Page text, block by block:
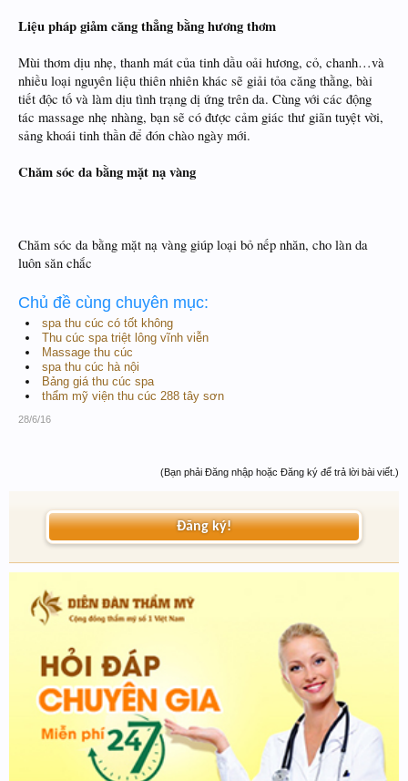
Liệu pháp giảm căng thẳng bằng hương thơm
Mùi thơm dịu nhẹ, thanh mát của tinh dầu oải hương, cỏ, chanh…và
nhiều loại nguyên liệu thiên nhiên khác sẽ giải tỏa căng thằng, bài
tiết độc tố và làm dịu tình trạng dị ứng trên da. Cùng với các động
tác massage nhẹ nhàng, bạn sẽ có được cảm giác thư giãn tuyệt vời,
sảng khoái tinh thần để đón chào ngày mới.
Chăm sóc da bằng mặt nạ vàng
Chăm sóc da bằng mặt nạ vàng giúp loại bỏ nếp nhăn, cho làn da
luôn săn chắc
Chủ đề cùng chuyên mục:
spa thu cúc có tốt không
Thu cúc spa triệt lông vĩnh viễn
Massage thu cúc
spa thu cúc hà nội
Bảng giá thu cúc spa
thẩm mỹ viện thu cúc 288 tây sơn
28/6/16
(Bạn phải Đăng nhập hoặc Đăng ký để trả lời bài viết.)
Đăng ký!